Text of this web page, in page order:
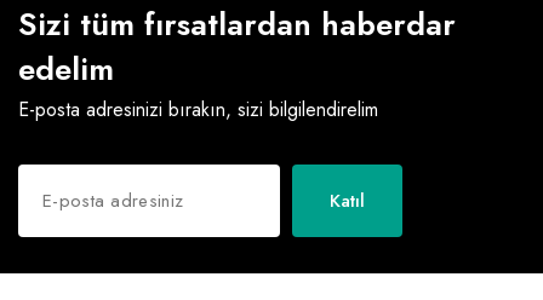
Sizi tüm fırsatlardan haberdar
edelim
E-posta adresinizi bırakın, sizi bilgilendirelim
Katıl